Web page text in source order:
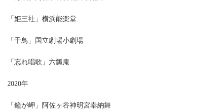
「姫三社」横浜能楽堂
「千鳥」国立劇場小劇場
「忘れ唱歌」六瓢庵
2020年
「鐘が岬」阿佐ヶ谷神明宮奉納舞